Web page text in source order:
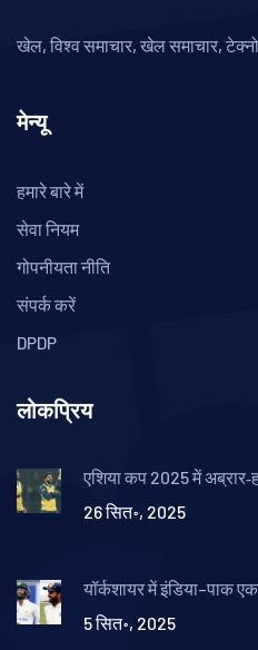
खेल, विश्व समाचार, खेल समाचार,
मेन्यू
हमारे बारे में
सेवा नियम
गोपनीयता नीति
संपर्क करें
DPDP
लोकप्रिय
एशिया कप 2025 में
26 सित॰, 2025
यॉर्कशायर में इंडिया–पाक
5 सित॰, 2025